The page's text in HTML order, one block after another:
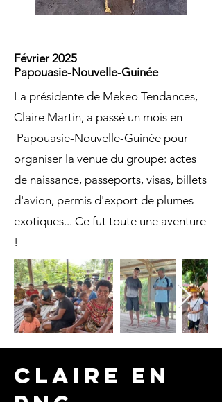
Février 2025
Papouasie-Nouvelle-Guinée
La présidente de Mekeo Tendances,
Claire Martin, a passé un mois en
Papouasie-Nouvelle-Guinée pour
organiser la venue du groupe: actes
de naissance, passeports, visas, billets
d'avion, permis d'export de plumes
exotiques... Ce fut toute une aventure
!
claire en